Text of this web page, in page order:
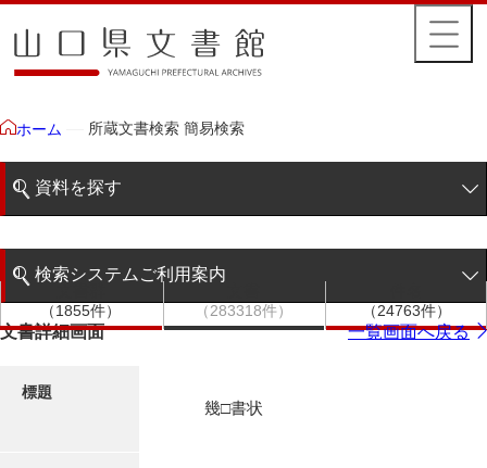
ホーム 所蔵文書検索 簡易検索
資料を探す
階層検索
検索システムご利用案内
検索システムの利用について
（1855件）
（283318件）
（24763件）
文書詳細画面 一覧画面へ戻る
標題
幾□書状